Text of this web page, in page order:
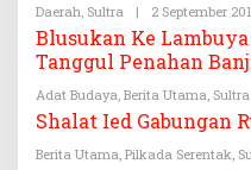
Daerah, Sultra | 2 September
Blusukan Ke
Tanggul Penahan
Adat Budaya, Berita Utama, Sultra
Shalat Ied Gabungan
Berita Utama, Pilkada Serentak,